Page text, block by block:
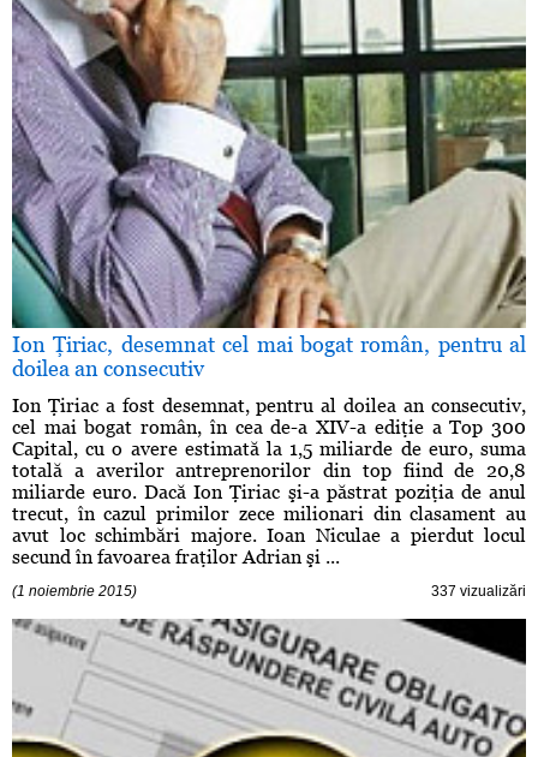
Ion Ţiriac, desemnat cel mai bogat român, pentru al
doilea an consecutiv
Ion Ţiriac a fost desemnat, pentru al doilea an consecutiv,
cel mai bogat român, în cea de-a XIV-a ediţie a Top 300
Capital, cu o avere estimată la 1,5 miliarde de euro, suma
totală a averilor antreprenorilor din top fiind de 20,8
miliarde euro. Dacă Ion Ţiriac şi-a păstrat poziţia de anul
trecut, în cazul primilor zece milionari din clasament au
avut loc schimbări majore. Ioan Niculae a pierdut locul
secund în favoarea fraţilor Adrian şi ...
(1 noiembrie 2015) 337 vizualizări